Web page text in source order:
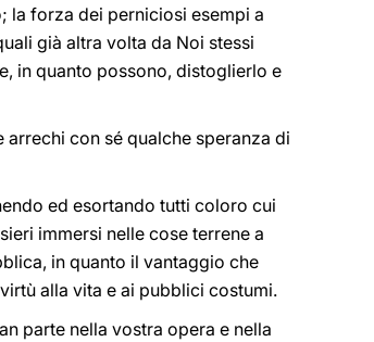
la forza dei perniciosi esempi a
già altra volta da Noi stessi
in quanto possono, distoglierlo e
con sé qualche speranza di
ed esortando tutti coloro cui
immersi nelle cose terrene a
in quanto il vantaggio che
alla vita e ai pubblici costumi.
parte nella vostra opera e nella